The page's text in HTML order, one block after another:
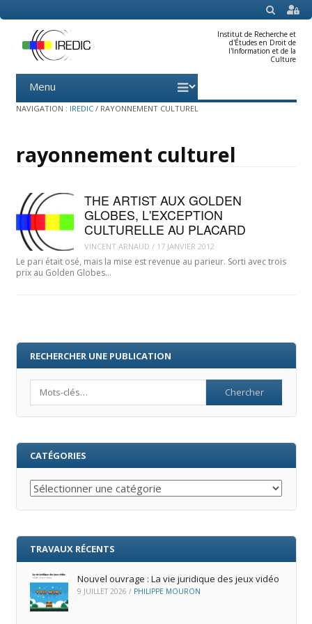
SEARCH
Institut de Recherche et
d'Études en Droit de
l'Information et de la
Culture
Menu
content
NAVIGATION : IREDIC / RAYONNEMENT CULTUREL
rayonnement culturel
THE ARTIST AUX GOLDEN
GLOBES, L'EXCEPTION
CULTURELLE AU PLACARD
VINCENT.ARNAUD / 17 JANVIER 2012
Le pari était osé, mais la mise est revenue au parieur. Sorti avec trois
prix au Golden Globes…
RECHERCHER UNE PUBLICATION
CATÉGORIES
Catégories
TRAVAUX RÉCENTS
Nouvel ouvrage : La vie juridique des jeux vidéo
9 JUILLET 2026 / PHILIPPE MOURON